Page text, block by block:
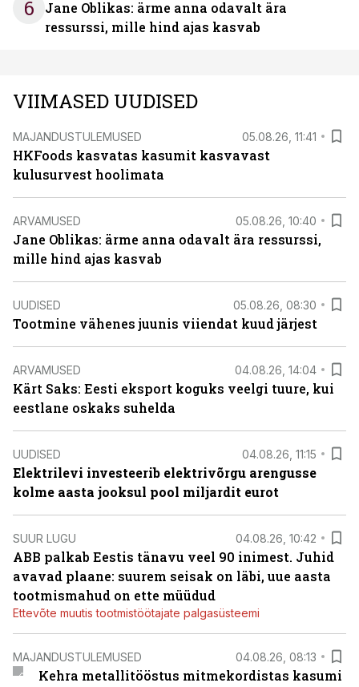
6
Jane Oblikas: ärme anna odavalt ära
ressurssi, mille hind ajas kasvab
VIIMASED UUDISED
MAJANDUSTULEMUSED 05.08.26, 11:41
HKFoods kasvatas kasumit kasvavast
kulusurvest hoolimata
ARVAMUSED 05.08.26, 10:40
Jane Oblikas: ärme anna odavalt ära ressurssi,
mille hind ajas kasvab
UUDISED 05.08.26, 08:30
Tootmine vähenes juunis viiendat kuud järjest
ARVAMUSED 04.08.26, 14:04
Kärt Saks: Eesti eksport koguks veelgi tuure, kui
eestlane oskaks suhelda
UUDISED 04.08.26, 11:15
Elektrilevi investeerib elektrivõrgu arengusse
kolme aasta jooksul pool miljardit eurot
SUUR LUGU 04.08.26, 10:42
ABB palkab Eestis tänavu veel 90 inimest. Juhid
avavad plaane: suurem seisak on läbi, uue aasta
tootmismahud on ette müüdud
Ettevõte muutis tootmistöötajate palgasüsteemi
MAJANDUSTULEMUSED 04.08.26, 08:13
Kehra metallitööstus mitmekordistas kasumi